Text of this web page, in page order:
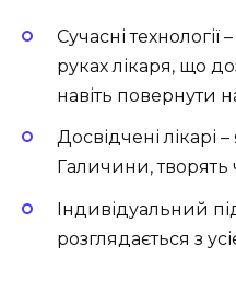
Сучасні
руках лікаря, що
навіть повернути
Досвідчені лікарі
Галичини, творять
Індивідуальний
розглядається з